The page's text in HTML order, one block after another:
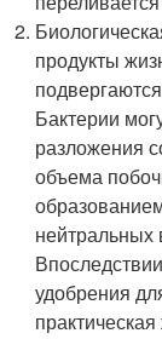
продукты
Бактерии
разложения
объема
нейтральных
удобрения